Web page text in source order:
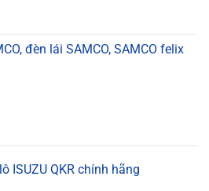
đèn lái SAMCO, SAMCO felix
ISUZU QKR chính hãng